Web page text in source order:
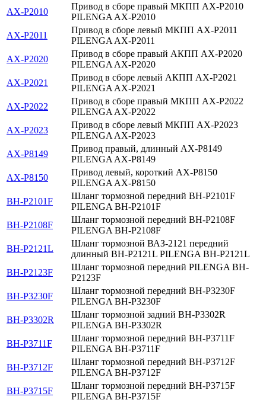
AX-P2010
Привод в сборе правый МКПП AX-P2010
PILENGA AX-P2010
AX-P2011
Привод в сборе левый МКПП AX-P2011
PILENGA AX-P2011
AX-P2020
Привод в сборе правый АКПП AX-P2020
PILENGA AX-P2020
AX-P2021
Привод в сборе левый АКПП AX-P2021
PILENGA AX-P2021
AX-P2022
Привод в сборе правый МКПП AX-P2022
PILENGA AX-P2022
AX-P2023
Привод в сборе левый МКПП AX-P2023
PILENGA AX-P2023
AX-P8149
Привод правый, длинный AX-P8149
PILENGA AX-P8149
AX-P8150
Привод левый, короткий AX-P8150
PILENGA AX-P8150
BH-P2101F
Шланг тормозной передний BH-P2101F
PILENGA BH-P2101F
BH-P2108F
Шланг тормозной передний BH-P2108F
PILENGA BH-P2108F
BH-P2121L
Шланг тормозной ВАЗ-2121 передний
длинный BH-P2121L PILENGA BH-P2121L
BH-P2123F
Шланг тормозной передний PILENGA BH-
P2123F
BH-P3230F
Шланг тормозной передний BH-P3230F
PILENGA BH-P3230F
BH-P3302R
Шланг тормозной задний BH-P3302R
PILENGA BH-P3302R
BH-P3711F
Шланг тормозной передний BH-P3711F
PILENGA BH-P3711F
BH-P3712F
Шланг тормозной передний BH-P3712F
PILENGA BH-P3712F
BH-P3715F
Шланг тормозной передний BH-P3715F
PILENGA BH-P3715F